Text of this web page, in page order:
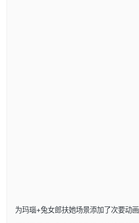
为玛瑙+兔女郎扶她场景添加了次要动画